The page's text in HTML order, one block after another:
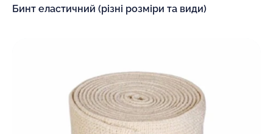
Бинт еластичний (різні розміри та види)